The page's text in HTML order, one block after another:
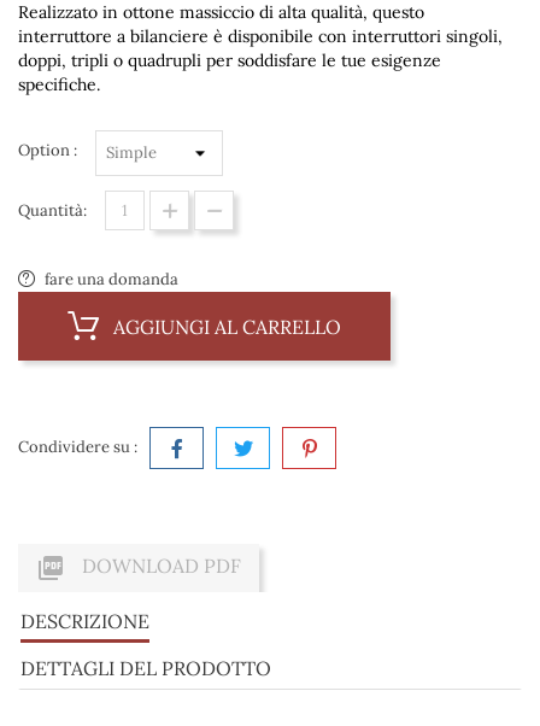
Realizzato in ottone massiccio di alta qualità, questo
interruttore a bilanciere è disponibile con interruttori singoli,
doppi, tripli o quadrupli per soddisfare le tue esigenze
specifiche.
Option :
Quantità:
fare una domanda
AGGIUNGI AL CARRELLO
Condividere su :
 DOWNLOAD PDF
DESCRIZIONE
DETTAGLI DEL PRODOTTO